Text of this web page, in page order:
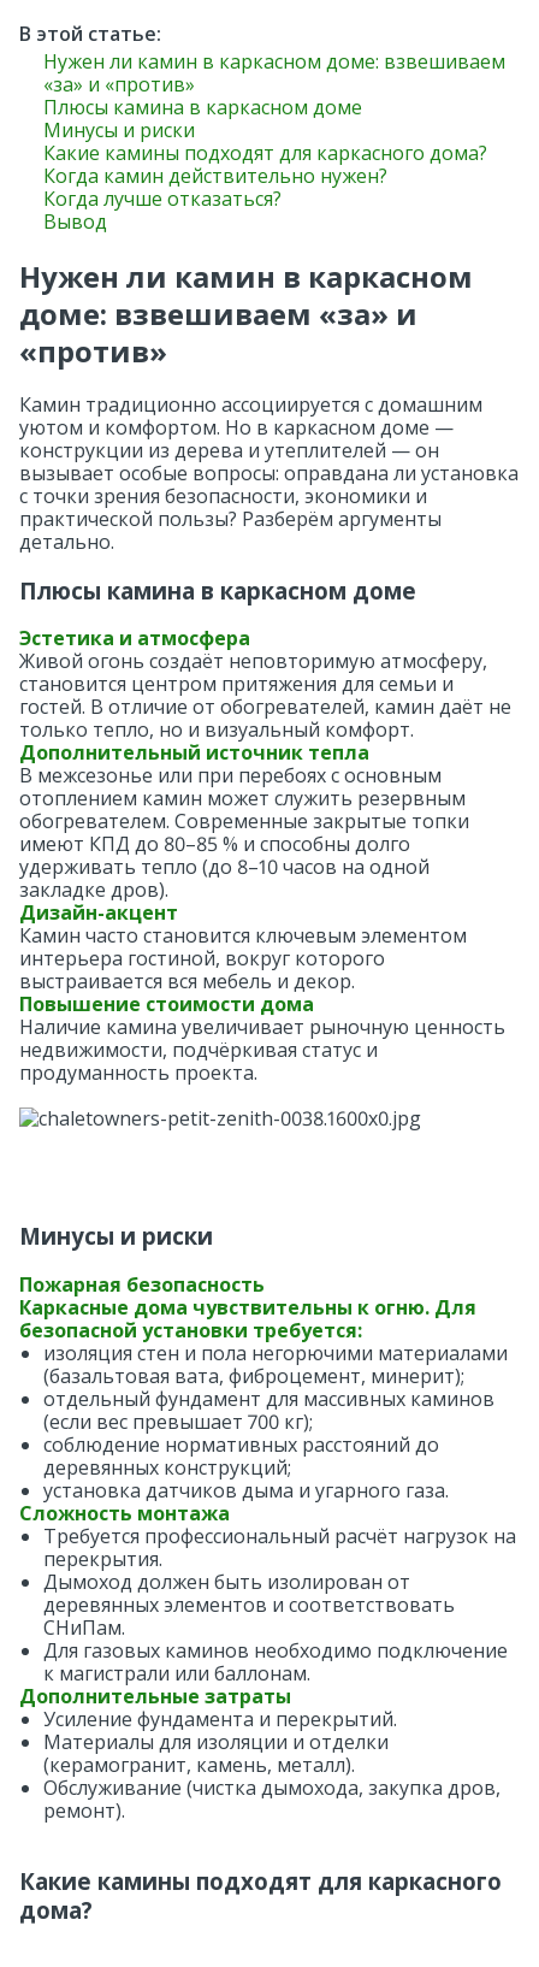
Контакты
Площадь дома
До 100 кв.м.
До 150 кв.м.
До 200 кв.м.
Стиль дома
Барнхаус
Финские каркасные дома
А-фрейм
1-этажные
1,5-этажные
2-этажные
Размер дома
6×6
7×7
8×8
Со вторым светом
С панорамными окнами
Сам себе прораб
Курсы Академии Строй и Живи
Каркасный дом своими руками
Безопасная стройка
В этой статье:
Нужен ли камин в каркасном доме: взвешиваем
«за» и «против»
Плюсы камина в каркасном доме
Минусы и риски
Какие камины подходят для каркасного дома?
Когда камин действительно нужен?
Когда лучше отказаться?
Вывод
Нужен ли камин в каркасном
доме: взвешиваем «за» и
«против»
Камин традиционно ассоциируется с домашним
уютом и комфортом. Но в каркасном доме —
конструкции из дерева и утеплителей — он
вызывает особые вопросы: оправдана ли установка
с точки зрения безопасности, экономики и
практической пользы? Разберём аргументы
детально.
Плюсы камина в каркасном доме
Эстетика и атмосфера
Живой огонь создаёт неповторимую атмосферу,
становится центром притяжения для семьи и
гостей. В отличие от обогревателей, камин даёт не
только тепло, но и визуальный комфорт.
Дополнительный источник тепла
В межсезонье или при перебоях с основным
отоплением камин может служить резервным
обогревателем. Современные закрытые топки
имеют КПД до 80–85 % и способны долго
удерживать тепло (до 8–10 часов на одной
закладке дров).
Дизайн-акцент
Камин часто становится ключевым элементом
интерьера гостиной, вокруг которого
выстраивается вся мебель и декор.
Повышение стоимости дома
Наличие камина увеличивает рыночную ценность
недвижимости, подчёркивая статус и
продуманность проекта.
Минусы и риски
Пожарная безопасность
Каркасные дома чувствительны к огню. Для
безопасной установки требуется:
изоляция стен и пола негорючими материалами
(базальтовая вата, фиброцемент, минерит);
отдельный фундамент для массивных каминов
(если вес превышает 700 кг);
соблюдение нормативных расстояний до
деревянных конструкций;
установка датчиков дыма и угарного газа.
Сложность монтажа
Требуется профессиональный расчёт нагрузок на
перекрытия.
Дымоход должен быть изолирован от
деревянных элементов и соответствовать
СНиПам.
Для газовых каминов необходимо подключение
к магистрали или баллонам.
Дополнительные затраты
Усиление фундамента и перекрытий.
Материалы для изоляции и отделки
(керамогранит, камень, металл).
Обслуживание (чистка дымохода, закупка дров,
ремонт).
Какие камины подходят для каркасного
дома?